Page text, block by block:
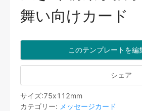
舞い向けカード
このテンプレートを編
シェア
サイズ:75x112mm
カテゴリー: メッセージカード